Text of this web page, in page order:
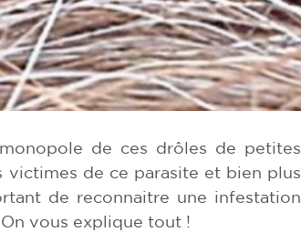
de ces drôles de petites
victimes de ce parasite et bien plus
de reconnaitre une infestation
vous explique tout !